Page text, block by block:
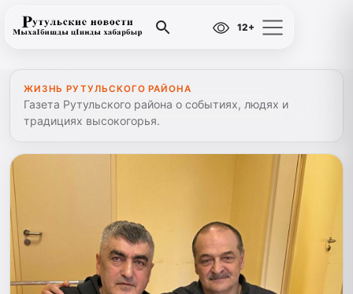
12+
ЖИЗНЬ РУТУЛЬСКОГО РАЙОНА
Газета Рутульского района о событиях, людях и
традициях высокогорья.